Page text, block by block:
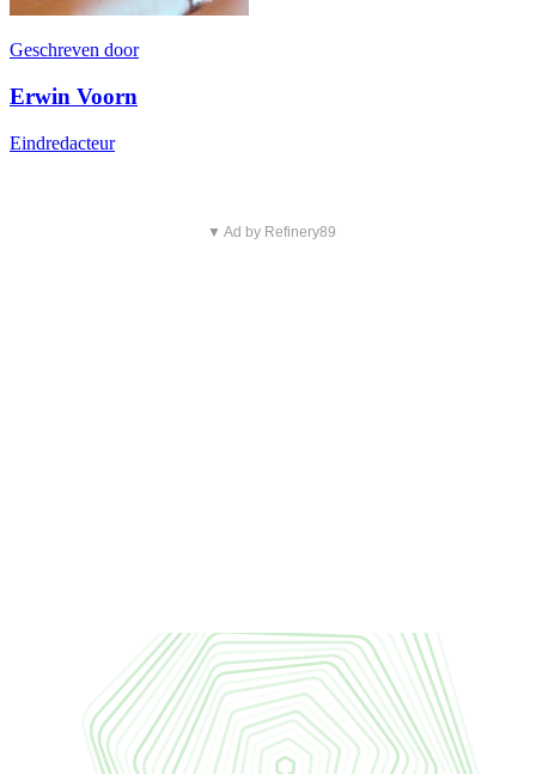
Geschreven door
Erwin Voorn
Eindredacteur
▼ Ad by Refinery89